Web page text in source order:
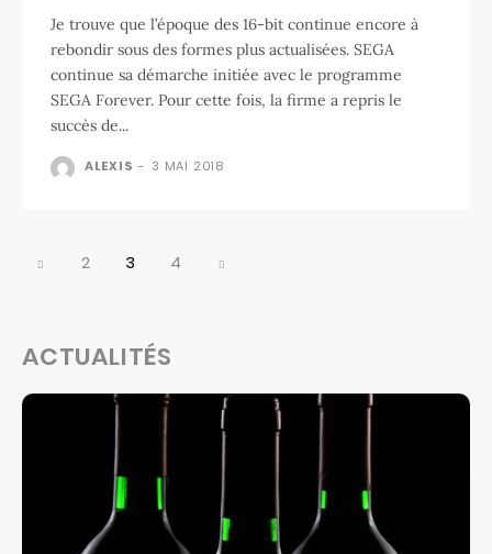
Je trouve que l’époque des 16-bit continue encore à
rebondir sous des formes plus actualisées. SEGA
continue sa démarche initiée avec le programme
SEGA Forever. Pour cette fois, la firme a repris le
succès de...
ALEXIS - 3 MAI 2018
2 3 4
ACTUALITÉS